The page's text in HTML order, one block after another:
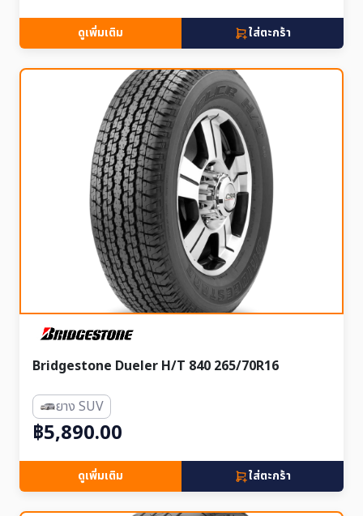
ดูเพิ่มเติม ใส่ตะกร้า
Bridgestone Dueler H/T 840 265/70R16
ยาง SUV
฿5,890.00
ดูเพิ่มเติม ใส่ตะกร้า